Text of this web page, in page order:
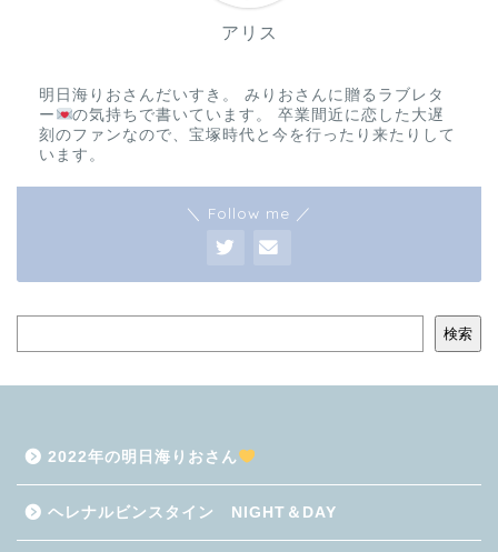
アリス
明日海りおさんだいすき。 みりおさんに贈るラブレタ
ー
の気持ちで書いています。 卒業間近に恋した大遅
刻のファンなので、宝塚時代と今を行ったり来たりして
います。
＼ Follow me ／
検索
2022年の明日海りおさん
ヘレナルビンスタイン NIGHT＆DAY